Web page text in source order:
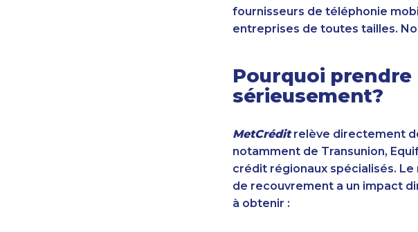
fournisseurs de téléphonie
entreprises de toutes tailles.
Pourquoi prendre
sérieusement?
MetCréditrelève directement
notamment de Transunion,
crédit régionaux spécialisés.
de recouvrement a un impact
à obtenir :